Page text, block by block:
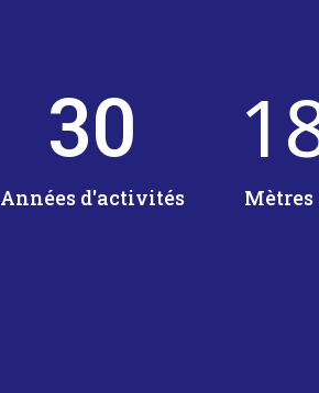
30
Années d'activités Mètres